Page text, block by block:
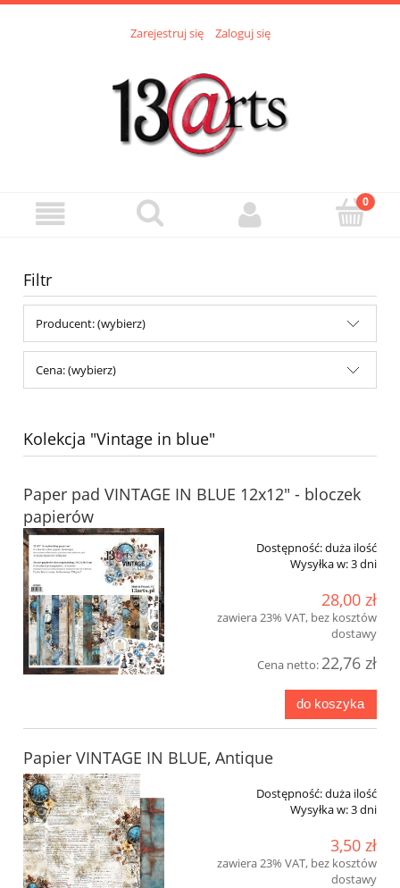
Zarejestruj się Zaloguj się
Filtr
Producent: (wybierz)
Cena: (wybierz)
Kolekcja "Vintage in blue"
Paper pad VINTAGE IN BLUE 12x12" - bloczek
papierów
Dostępność:duża ilość
Wysyłka w:3 dni
28,00 zł
zawiera 23% VAT, bez kosztów
dostawy
Cena netto: 22,76 zł
do koszyka
Papier VINTAGE IN BLUE, Antique
Dostępność:duża ilość
Wysyłka w:3 dni
3,50 zł
zawiera 23% VAT, bez kosztów
dostawy